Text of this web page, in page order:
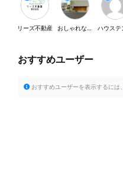
リーズ不動産
おすすめユーザー
おすすめユーザーを表示するには、